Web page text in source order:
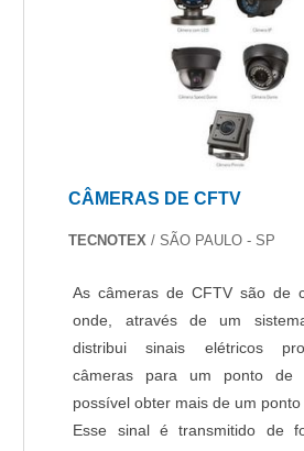
CÂMERAS DE CFTV
TECNOTEX / SÃO PAULO - SP
As câmeras de CFTV são de
onde, através de um
distribui sinais elétricos
câmeras para um ponto de
possível obter mais de um ponto
Esse sinal é transmitido de